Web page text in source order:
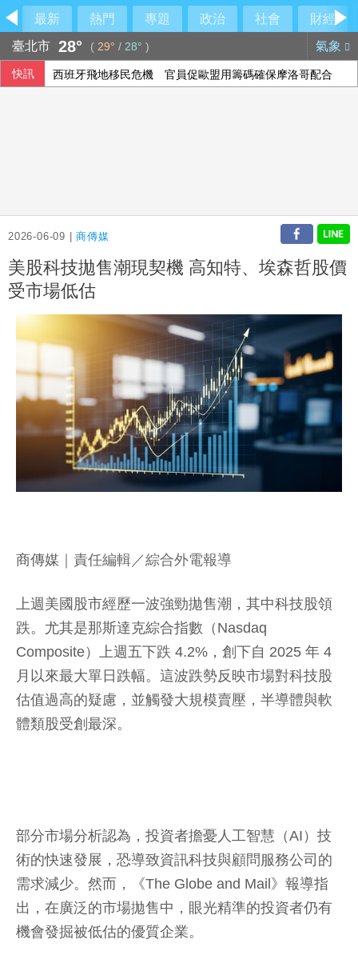
最新 熱門 專題 政治 社會
財經
臺北市 28° ( 29° / 28° ) 氣象
快訊 西班牙飛地移民危機 官員促歐盟用籌碼確保摩洛哥配合
2026-06-09 |商傳媒
美股科技拋售潮現契機 高知特、埃森哲股價
受市場低估
商傳媒 ｜責任編輯／綜合外電報導
上週美國股市經歷一波強勁拋售潮，其中科技股領
跌。尤其是那斯達克綜合指數（Nasdaq
Composite）上週五下跌 4.2%，創下自 2025 年 4
月以來最大單日跌幅。這波跌勢反映市場對科技股
估值過高的疑慮，並觸發大規模賣壓，半導體與軟
體類股受創最深。
部分市場分析認為，投資者擔憂人工智慧（AI）技
術的快速發展，恐導致資訊科技與顧問服務公司的
需求減少。然而，《The Globe and Mail》報導指
出，在廣泛的市場拋售中，眼光精準的投資者仍有
機會發掘被低估的優質企業。